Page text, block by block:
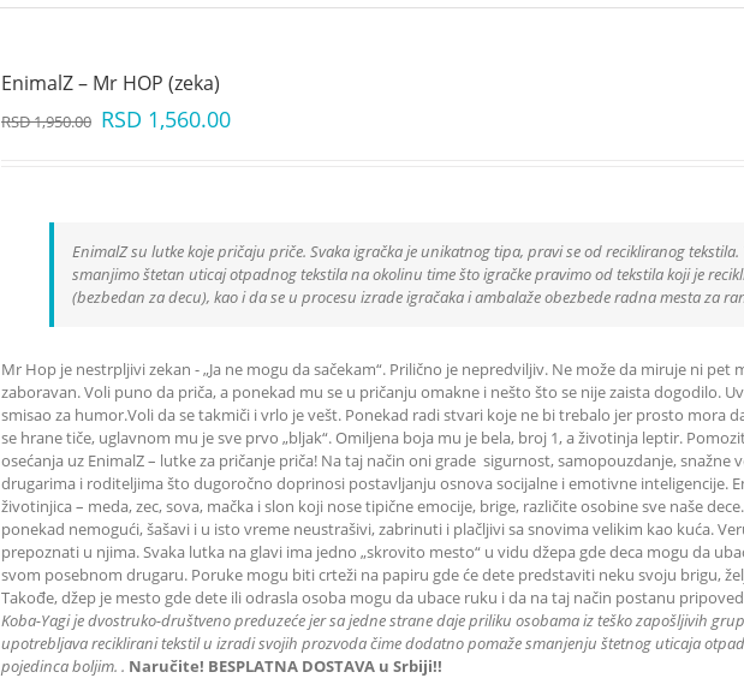
EnimalZ – Mr HOP (zeka)
RSD1,950.00 RSD 1,560.00
EnimalZ su lutke koje pričaju priče. Svaka igračka je unikatnog tipa, pravi se od recikliranog
smanjimo štetan uticaj otpadnog tekstila na okolinu time što igračke pravimo od tekstila koji je
(bezbedan za decu), kao i da se u procesu izrade igračaka i ambalaže obezbede radna mesta za
Mr Hop je nestrpljivi zekan - „Ja ne mogu da sačekam“. Prilično je nepredviljiv. Ne može da miruje ni pet
zaboravan. Voli puno da priča, a ponekad mu se u pričanju omakne i nešto što se nije zaista dogodilo.
smisao za humor.Voli da se takmiči i vrlo je vešt. Ponekad radi stvari koje ne bi trebalo jer prosto mora
se hrane tiče, uglavnom mu je sve prvo „bljak“. Omiljena boja mu je bela, broj 1, a životinja leptir.
osećanja uz EnimalZ – lutke za pričanje priča! Na taj način oni grade sigurnost, samopouzdanje, snažne
drugarima i roditeljima što dugoročno doprinosi postavljanju osnova socijalne i emotivne inteligencije.
životinjica – meda, zec, sova, mačka i slon koji nose tipične emocije, brige, različite osobine sve naše
ponekad nemogući, šašavi i u isto vreme neustrašivi, zabrinuti i plačljivi sa snovima velikim kao kuća.
prepoznati u njima. Svaka lutka na glavi ima jedno „skrovito mesto“ u vidu džepa gde deca mogu da
svom posebnom drugaru. Poruke mogu biti crteži na papiru gde će dete predstaviti neku svoju brigu,
Takođe, džep je mesto gde dete ili odrasla osoba mogu da ubace ruku i da na taj način postanu
Koba-Yagi je dvostruko-društveno preduzeće jer sa jedne strane daje priliku osobama iz teško zapošljivih
upotrebljava reciklirani tekstil u izradi svojih prozvoda čime dodatno pomaže smanjenju štetnog uticaja
pojedinca boljim. . Naručite! BESPLATNA DOSTAVA u Srbiji!!